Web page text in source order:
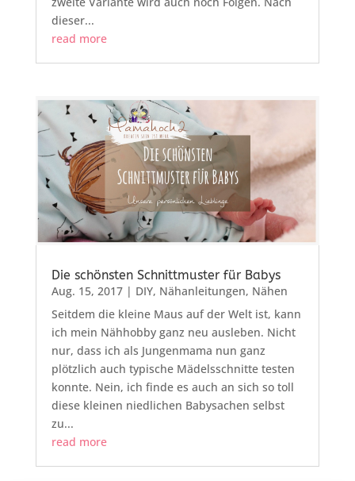
dieser...
read more
Die schönsten Schnittmuster für Babys
Aug. 15, 2017| DIY, Nähanleitungen, Nähen
Seitdem die kleine Maus auf der Welt ist, kann
ich mein Nähhobby ganz neu ausleben. Nicht
nur, dass ich als Jungenmama nun ganz
plötzlich auch typische Mädelsschnitte testen
konnte. Nein, ich finde es auch an sich so toll
diese kleinen niedlichen Babysachen selbst
zu...
read more